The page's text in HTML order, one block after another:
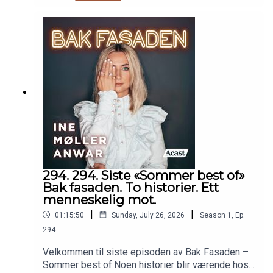
294. 294. Siste «Sommer best of»
Bak fasaden. To historier. Ett
menneskelig mot.
01:15:50 | Sunday, July 26, 2026 | Season 1
Ep.
294
Velkommen til siste episoden av Bak Fasaden –
Sommer best of.Noen historier blir værende hos